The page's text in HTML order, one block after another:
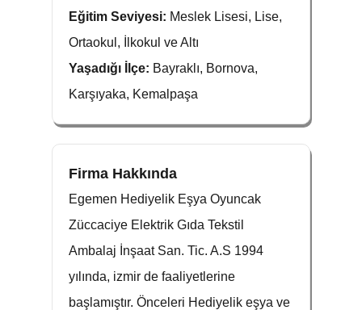
Eğitim Seviyesi: Meslek Lisesi, Lise,
Ortaokul, İlkokul ve Altı
Yaşadığı İlçe: Bayraklı, Bornova,
Karşıyaka, Kemalpaşa
Firma Hakkında
Egemen Hediyelik Eşya Oyuncak
Züccaciye Elektrik Gıda Tekstil
Ambalaj İnşaat San. Tic. A.S 1994
yılında, izmir de faaliyetlerine
başlamıştır. Önceleri Hediyelik eşya ve